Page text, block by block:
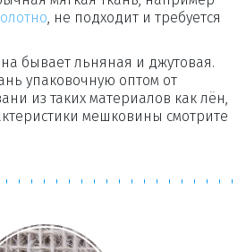
, не подходит и требуется
бывает льняная и джутовая.
упаковочную оптом от
из таких материалов как лён,
мешковины смотрите